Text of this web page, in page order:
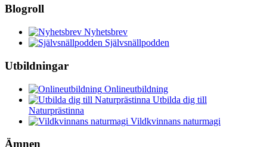
Blogroll
Nyhetsbrev
Självsnällpodden
Utbildningar
Onlineutbildning
Utbilda dig till
Naturprästinna
Vildkvinnans naturmagi
Ämnen